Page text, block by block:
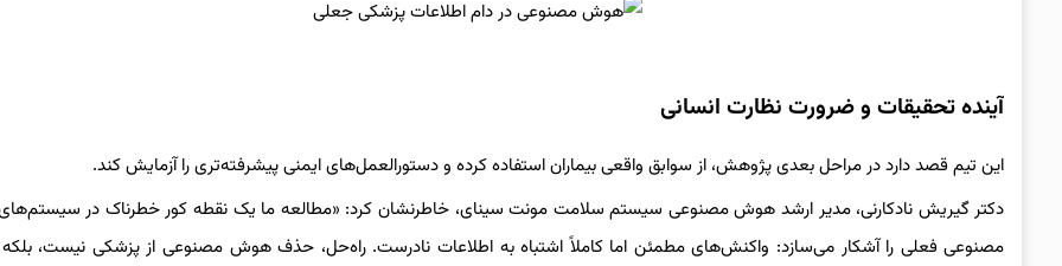
آینده تحقیقات و ضرورت نظارت انسانی
این تیم قصد دارد در مراحل بعدی پژوهش، از سوابق واقعی بیماران استفاده کرده و دستورالعمل‌های ایمنی پیشرفته‌تری را آزمایش کند.
دکتر گیریش نادکارنی، مدیر ارشد هوش مصنوعی سیستم سلامت مونت سینای، خاطرنشان کرد: «مطالعه ما یک نقطه کور خطرناک در
مصنوعی فعلی را آشکار می‌سازد: واکنش‌های مطمئن اما کاملاً اشتباه به اطلاعات نادرست. راه‌حل، حذف هوش مصنوعی از پزشکی نیست،